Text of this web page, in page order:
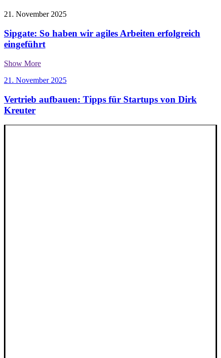
21. November 2025
Sipgate: So haben wir agiles Arbeiten erfolgreich
eingeführt
Show More
21. November 2025
Vertrieb aufbauen: Tipps für Startups von Dirk
Kreuter